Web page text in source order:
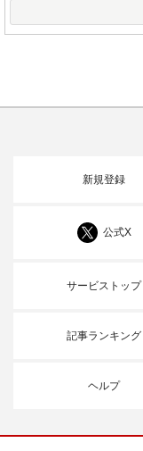
新規登録
公式X
サービストップ
記事ランキング
ヘルプ